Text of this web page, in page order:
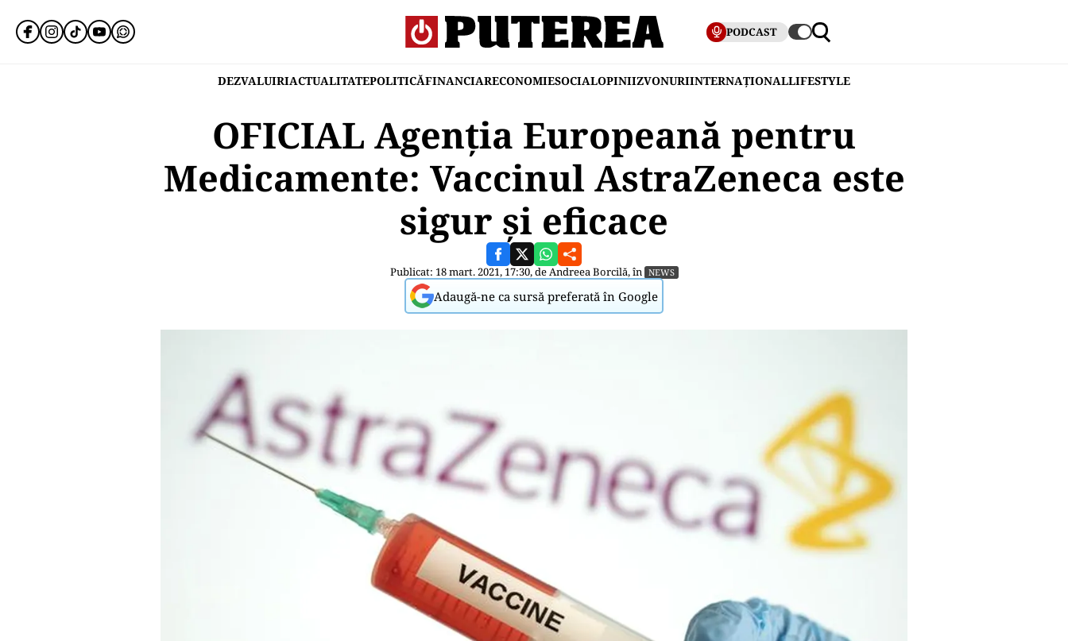
PODCAST
DEZVALUIRIACTUALITATEPOLITICĂFINANCIARECONOMIESOCIALOPINIIZVONURIINTERNAȚIONALLIFESTYLE
OFICIAL Agenţia Europeană pentru
Medicamente: Vaccinul AstraZeneca este
sigur și eficace
Publicat: 18 mart. 2021, 17:30, deAndreea Borcilă, în NEWS
Adaugă-ne ca sursă preferată în Google